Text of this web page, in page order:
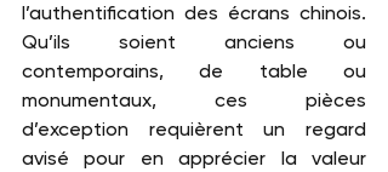
l’authentification des écrans chinois.
Qu’ils soient anciens ou
contemporains, de table ou
monumentaux, ces pièces
d’exception requièrent un regard
avisé pour en apprécier la valeur